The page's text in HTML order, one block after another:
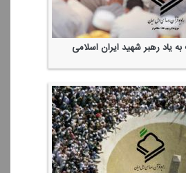
یاد رهبر شهید ایران اسلامی